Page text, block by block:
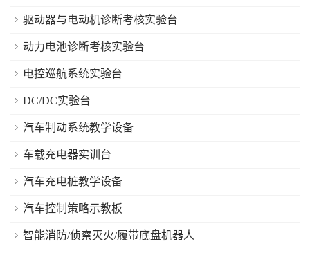
驱动器与电动机诊断考核实验台
动力电池诊断考核实验台
电控巡航系统实验台
DC/DC实验台
汽车制动系统教学设备
车载充电器实训台
汽车充电桩教学设备
汽车控制策略示教板
智能消防/侦察灭火/履带底盘机器人